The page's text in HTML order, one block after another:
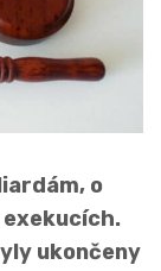
o
ukončeny